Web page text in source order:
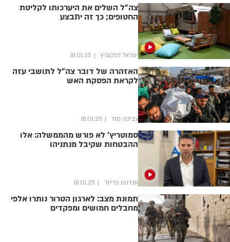
צה"ל השלים את היערכותו לקליטת
החטופים; כך זה יתבצע
ישראל לפקוביץ 18.01.25
האזהרה של דובר צה"ל לתושבי עזה
לקראת הפסקת האש
צביקה סגל 18.01.25
סמוטריץ' לא פורש מהממשלה: אלו
ההבטחות שקיבל מנתניהו
אברהם פריינד 18.01.25
תמונת מצב: לארגון הטרור נותרו אלפי
מחבלים חמושים ומפקדים